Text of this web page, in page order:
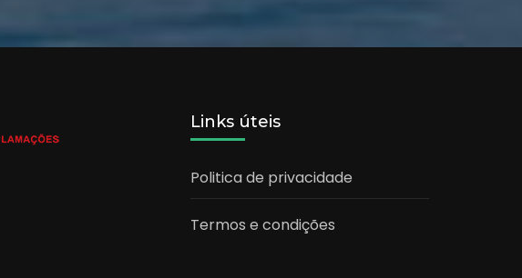
Links úteis
Politica de privacidade
Termos e condições